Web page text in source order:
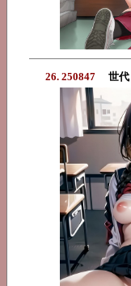
26. 250847 世代